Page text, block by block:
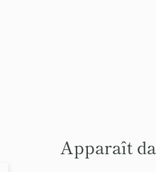
Apparaît